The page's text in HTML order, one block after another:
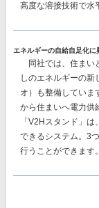
高度な溶接技術で水
エネルギーの自給自足化に
同社では、 住まい
しのエネルギーの新
オ）も整備していま
から住まいへ電力供
「V2Hスタンド」
できるシステム。3
行うことができます。